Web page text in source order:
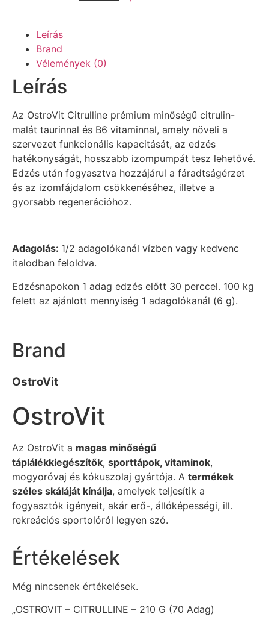
Leírás
Brand
Vélemények (0)
Leírás
Az OstroVit Citrulline prémium minőségű citrulin-
malát taurinnal és B6 vitaminnal, amely növeli a
szervezet funkcionális kapacitását, az edzés
hatékonyságát, hosszabb izompumpát tesz lehetővé.
Edzés után fogyasztva hozzájárul a fáradtságérzet
és az izomfájdalom csökkenéséhez, illetve a
gyorsabb regenerációhoz.
Adagolás: 1/2 adagolókanál vízben vagy kedvenc
italodban feloldva.
Edzésnapokon 1 adag edzés előtt 30 perccel. 100 kg
felett az ajánlott mennyiség 1 adagolókanál (6 g).
Brand
OstroVit
OstroVit
Az OstroVit a magas minőségű
táplálékkiegészítők, sporttápok, vitaminok,
mogyoróvaj és kókuszolaj gyártója. A termékek
széles skáláját kínálja, amelyek teljesítik a
fogyasztók igényeit, akár erő-, állóképességi, ill.
rekreációs sportolóról legyen szó.
Értékelések
Még nincsenek értékelések.
„OSTROVIT – CITRULLINE – 210 G (70 Adag)